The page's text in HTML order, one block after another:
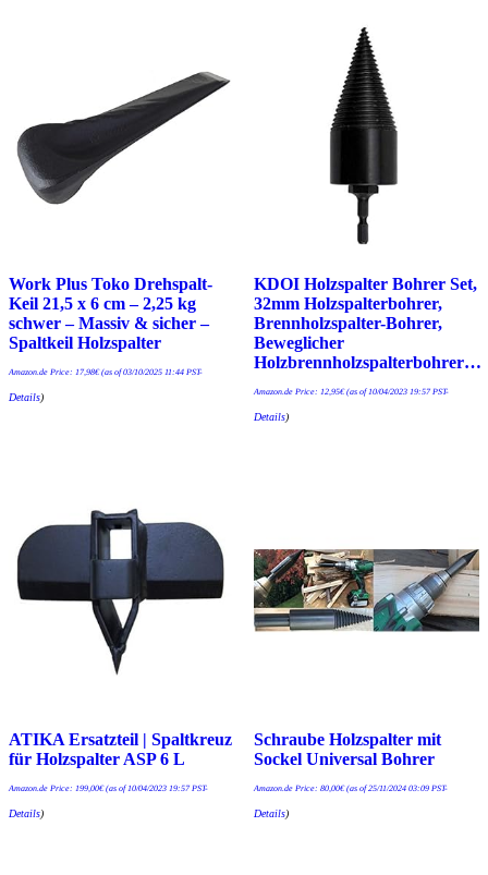
Work Plus Toko Drehspalt-
Keil 21,5 x 6 cm – 2,25 kg
schwer – Massiv & sicher –
Spaltkeil Holzspalter
Amazon.de Price: 17,98€(as of 03/10/2025 11:44 PST-
Details)
KDOI Holzspalter Bohrer Set,
32mm Holzspalterbohrer,
Brennholzspalter-Bohrer,
Beweglicher
Holzbrennholzspalterbohrer…
Amazon.de Price: 12,95€(as of 10/04/2023 19:57 PST-
Details)
ATIKA Ersatzteil | Spaltkreuz
für Holzspalter ASP 6 L
Amazon.de Price: 199,00€(as of 10/04/2023 19:57 PST-
Details)
Schraube Holzspalter mit
Sockel Universal Bohrer
Amazon.de Price: 80,00€(as of 25/11/2024 03:09 PST-
Details)